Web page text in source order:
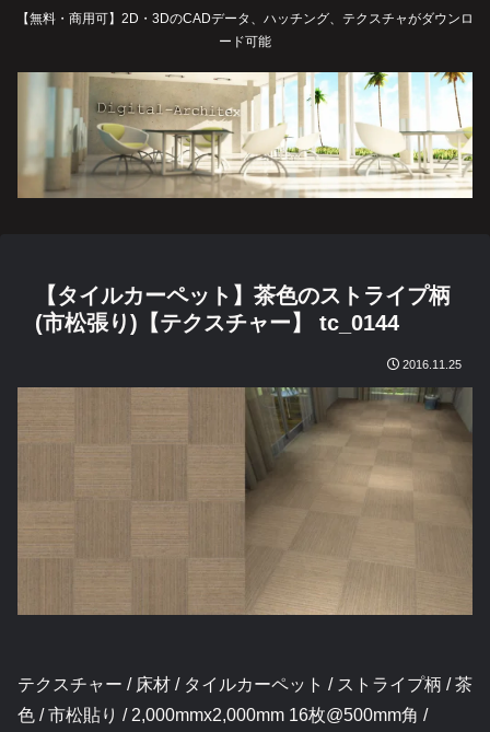
【無料・商用可】2D・3DのCADデータ、ハッチング、テクスチャがダウンロ
ード可能
【タイルカーペット】茶色のストライプ柄
(市松張り)【テクスチャー】 tc_0144
2016.11.25
テクスチャー / 床材 / タイルカーペット / ストライプ柄 / 茶
色 / 市松貼り / 2,000mmx2,000mm 16枚@500mm角 /